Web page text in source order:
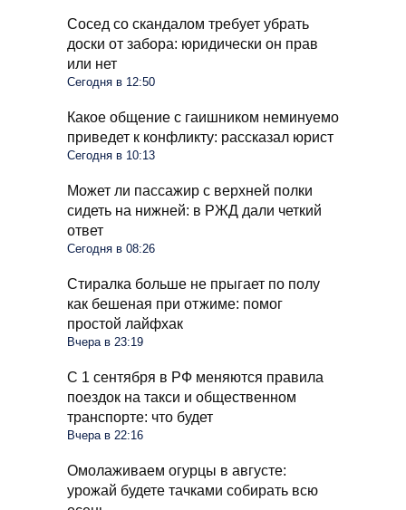
Сосед со скандалом требует убрать
доски от забора: юридически он прав
или нет
Сегодня в 12:50
Какое общение с гаишником неминуемо
приведет к конфликту: рассказал юрист
Сегодня в 10:13
Может ли пассажир с верхней полки
сидеть на нижней: в РЖД дали четкий
ответ
Сегодня в 08:26
Стиралка больше не прыгает по полу
как бешеная при отжиме: помог
простой лайфхак
Вчера в 23:19
С 1 сентября в РФ меняются правила
поездок на такси и общественном
транспорте: что будет
Вчера в 22:16
Омолаживаем огурцы в августе:
урожай будете тачками собирать всю